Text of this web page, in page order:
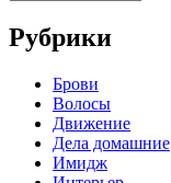
Рубрики
Брови
Волосы
Движение
Дела домашние
Имидж